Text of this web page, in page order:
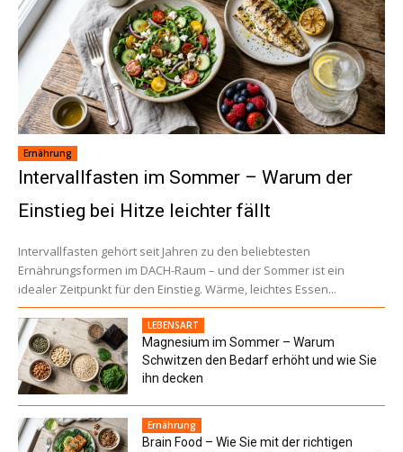
Ernährung
Intervallfasten im Sommer – Warum der
Einstieg bei Hitze leichter fällt
Intervallfasten gehört seit Jahren zu den beliebtesten
Ernährungsformen im DACH-Raum – und der Sommer ist ein
idealer Zeitpunkt für den Einstieg. Wärme, leichtes Essen...
LEBENSART
Magnesium im Sommer – Warum
Schwitzen den Bedarf erhöht und wie Sie
ihn decken
Ernährung
Brain Food – Wie Sie mit der richtigen